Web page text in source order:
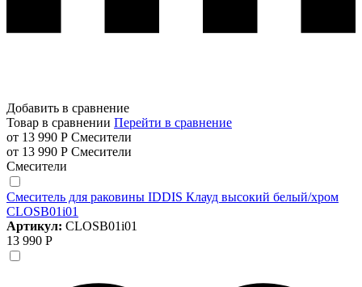
Добавить в сравнение
Товар в сравнении Перейти в сравнение
от 13 990 Р Смесители
от 13 990 Р Смесители
Смесители
Смеситель для раковины IDDIS Клауд высокий белый/хром
CLOSB01i01
Артикул: CLOSB01i01
13 990 Р